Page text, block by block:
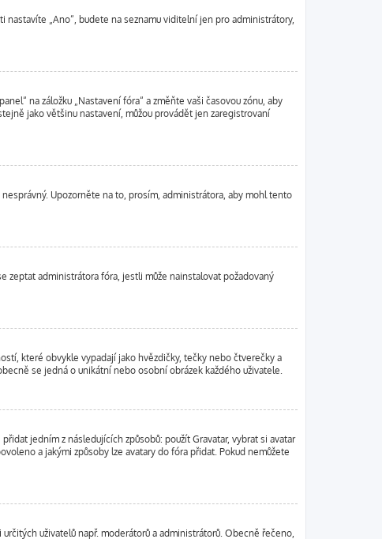
nastavíte „Ano“, budete na seznamu viditelní jen pro administrátory,
na záložku „Nastavení fóra“ a změňte vaši časovou zónu, aby
jako většinu nastavení, můžou provádět jen zaregistrovaní
Upozorněte na to, prosím, administrátora, aby mohl tento
zeptat administrátora fóra, jestli může nainstalovat požadovaný
které obvykle vypadají jako hvězdičky, tečky nebo čtverečky a
se jedná o unikátní nebo osobní obrázek každého uživatele.
jedním z následujících způsobů: použít Gravatar, vybrat si avatar
a jakými způsoby lze avatary do fóra přidat. Pokud nemůžete
uživatelů např. moderátorů a administrátorů. Obecně řečeno,